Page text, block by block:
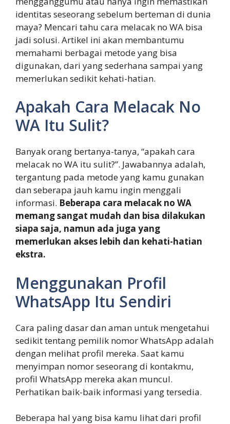
identitas seseorang sebelum berteman di dunia
maya? Mencari tahu cara melacak no WA bisa
jadi solusi. Artikel ini akan membantumu
memahami berbagai metode yang bisa
digunakan, dari yang sederhana sampai yang
memerlukan sedikit kehati-hatian.
Apakah Cara Melacak No
WA Itu Sulit?
Banyak orang bertanya-tanya, “apakah cara
melacak no WA itu sulit?”. Jawabannya adalah,
tergantung pada metode yang kamu gunakan
dan seberapa jauh kamu ingin menggali
informasi. Beberapa cara melacak no WA
memang sangat mudah dan bisa dilakukan
siapa saja, namun ada juga yang
memerlukan akses lebih dan kehati-hatian
ekstra.
Menggunakan Profil
WhatsApp Itu Sendiri
Cara paling dasar dan aman untuk mengetahui
sedikit tentang pemilik nomor WhatsApp adalah
dengan melihat profil mereka. Saat kamu
menyimpan nomor seseorang di kontakmu,
profil WhatsApp mereka akan muncul.
Perhatikan baik-baik informasi yang tersedia.
Beberapa hal yang bisa kamu lihat dari profil